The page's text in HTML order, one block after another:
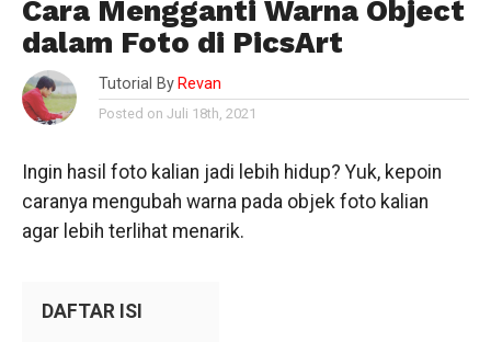
Cara Mengganti Warna Object
dalam Foto di PicsArt
Tutorial By Revan
Posted on Juli 18th, 2021
Ingin hasil foto kalian jadi lebih hidup? Yuk, kepoin
caranya mengubah warna pada objek foto kalian
agar lebih terlihat menarik.
DAFTAR ISI